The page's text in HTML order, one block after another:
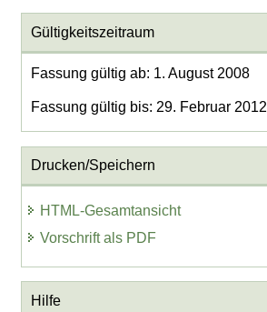
Gültigkeitszeitraum
Fassung gültig ab: 1. August 2008
Fassung gültig bis: 29. Februar 2012
Drucken/Speichern
HTML-Gesamtansicht
Vorschrift als PDF
Hilfe